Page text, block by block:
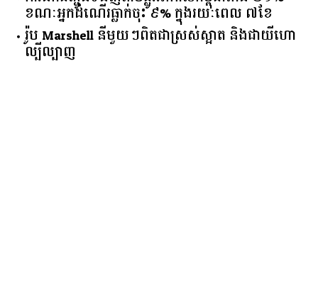
ខណៈអ្នកដំណើរធ្លាក់ចុះ ៩% ក្នុងរយៈពេល ៧ខែ
រ៉ូប Marshell នីមួយៗពិតជាស្រស់ស្អាត និងជាយីហោ
ល្បីល្បាញ